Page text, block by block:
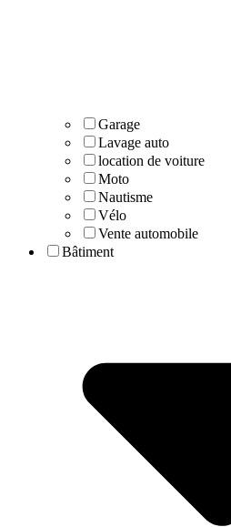
Garage
Lavage auto
location de voiture
Moto
Nautisme
Vélo
Vente automobile
Bâtiment